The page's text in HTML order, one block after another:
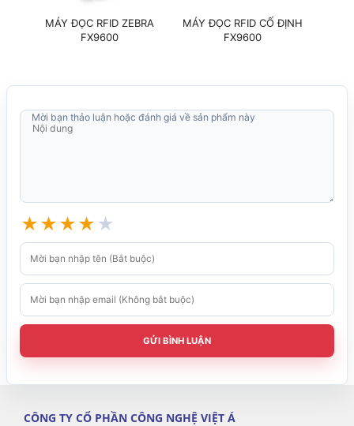
MÁY ĐỌC RFID ZEBRA
FX9600
MÁY ĐỌC RFID CỐ ĐỊNH
FX9600
★★★★ ★
GỬI BÌNH LUẬN
Mời bạn thảo luận hoặc đánh giá về sản phẩm này
CÔNG TY CỔ PHẦN CÔNG NGHỆ VIỆT Á